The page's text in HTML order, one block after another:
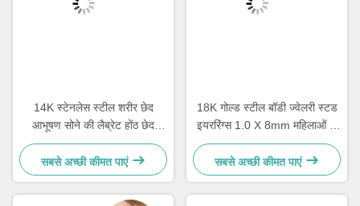
14K स्टेनलेस स्टील शरीर छेद
आभूषण सोने की लैब्रेट होंठ छेद
आभूषण 1.2 मिमी
सबसे अच्छी कीमत पाएं
18K गोल्ड स्टील बॉडी ज्वेलरी स्टड
इयररिंग्स 1.0 X 8mm महिलाओं के
लिए कान भेदी ज्वेलरी
सबसे अच्छी कीमत पाएं